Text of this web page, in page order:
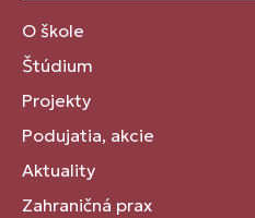
O škole
Štúdium
Projekty
Podujatia, akcie
Aktuality
Zahraničná prax